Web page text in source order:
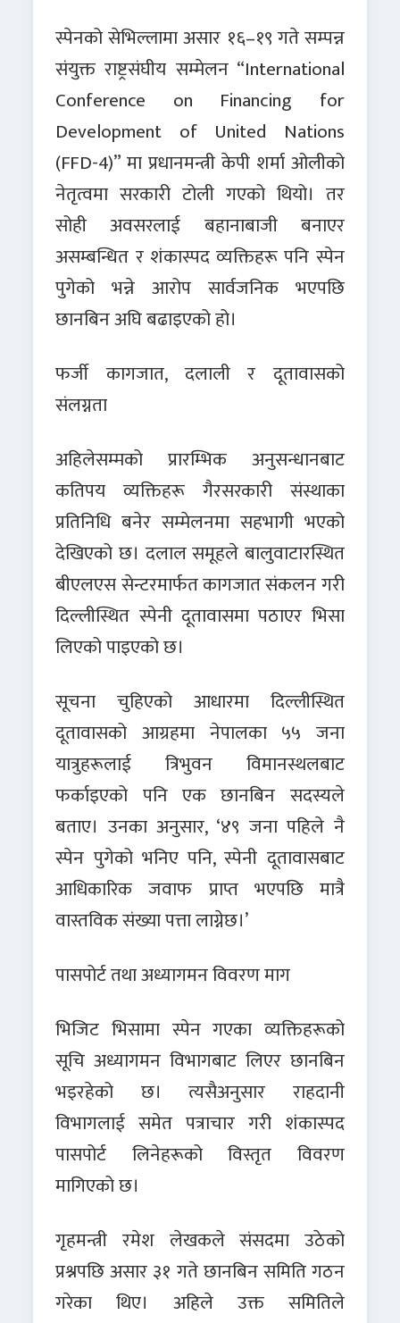
स्पेनको सेभिल्लामा असार १६–१९ गते सम्पन्न
संयुक्त राष्ट्रसंघीय सम्मेलन “International
Conference on Financing for
Development of United Nations
(FFD-4)” मा प्रधानमन्त्री केपी शर्मा ओलीको
नेतृत्वमा सरकारी टोली गएको थियो। तर
सोही अवसरलाई बहानाबाजी बनाएर
असम्बन्धित र शंकास्पद व्यक्तिहरू पनि स्पेन
पुगेको भन्ने आरोप सार्वजनिक भएपछि
छानबिन अघि बढाइएको हो।
फर्जी कागजात, दलाली र दूतावासको
संलग्नता
अहिलेसम्मको प्रारम्भिक अनुसन्धानबाट
कतिपय व्यक्तिहरू गैरसरकारी संस्थाका
प्रतिनिधि बनेर सम्मेलनमा सहभागी भएको
देखिएको छ। दलाल समूहले बालुवाटारस्थित
बीएलएस सेन्टरमार्फत कागजात संकलन गरी
दिल्लीस्थित स्पेनी दूतावासमा पठाएर भिसा
लिएको पाइएको छ।
सूचना चुहिएको आधारमा दिल्लीस्थित
दूतावासको आग्रहमा नेपालका ५५ जना
यात्रुहरूलाई त्रिभुवन विमानस्थलबाट
फर्काइएको पनि एक छानबिन सदस्यले
बताए। उनका अनुसार, ‘४९ जना पहिले नै
स्पेन पुगेको भनिए पनि, स्पेनी दूतावासबाट
आधिकारिक जवाफ प्राप्त भएपछि मात्रै
वास्तविक संख्या पत्ता लाग्नेछ।’
पासपोर्ट तथा अध्यागमन विवरण माग
भिजिट भिसामा स्पेन गएका व्यक्तिहरूको
सूचि अध्यागमन विभागबाट लिएर छानबिन
भइरहेको छ। त्यसैअनुसार राहदानी
विभागलाई समेत पत्राचार गरी शंकास्पद
पासपोर्ट लिनेहरूको विस्तृत विवरण
मागिएको छ।
गृहमन्त्री रमेश लेखकले संसदमा उठेको
प्रश्नपछि असार ३१ गते छानबिन समिति गठन
गरेका थिए। अहिले उक्त समितिले